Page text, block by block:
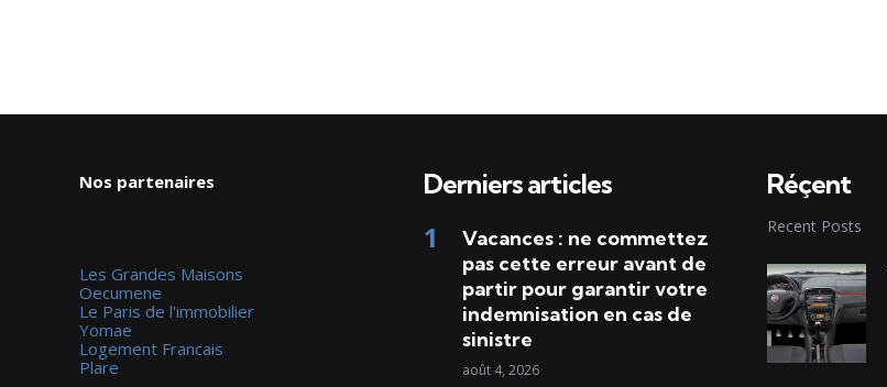
Nos partenaires
Les Grandes Maisons
Oecumene
Le Paris de l'immobilier
Yomae
Logement Francais
Plare
Derniers articles
Vacances : ne commettez
pas cette erreur avant de
partir pour garantir votre
indemnisation en cas de
sinistre
août 4, 2026
Réçent
Recent Posts